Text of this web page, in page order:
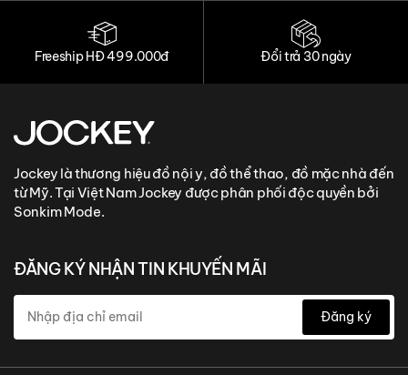
Freeship HĐ 499.000đ Đổi trả 30 ngày
Jockey là thương hiệu đồ nội y, đồ thể thao, đồ mặc nhà đến
từ Mỹ. Tại Việt Nam Jockey được phân phối độc quyền bởi
Sonkim Mode.
ĐĂNG KÝ NHẬN TIN KHUYẾN MÃI
Đăng ký